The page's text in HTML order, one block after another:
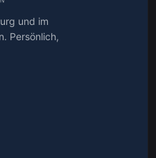
und im
Persönlich,